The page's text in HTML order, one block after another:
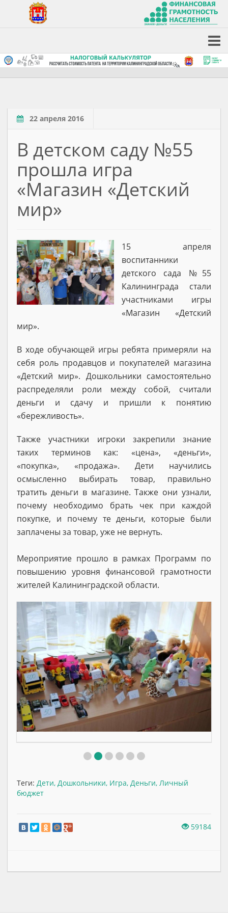
22 апреля 2016
В детском саду №55
прошла игра
«Магазин «Детский
мир»
15 апреля
воспитанники
детского сада №55
Калининграда стали
участниками игры
«Магазин «Детский
мир».
В ходе обучающей игры ребята примеряли на
себя роль продавцов и покупателей магазина
«Детский мир». Дошкольники самостоятельно
распределяли роли между собой, считали
деньги и сдачу и пришли к понятию
«бережливость».
Также участники игроки закрепили знание
таких терминов как: «цена», «деньги»,
«покупка», «продажа». Дети научились
осмысленно выбирать товар, правильно
тратить деньги в магазине. Также они узнали,
почему необходимо брать чек при каждой
покупке, и почему те деньги, которые были
заплачены за товар, уже не вернуть.
Мероприятие прошло в рамках Программ по
повышению уровня финансовой грамотности
жителей Калининградской области.
Теги: Дети, Дошкольники, Игра, Деньги, Личный
бюджет
59184